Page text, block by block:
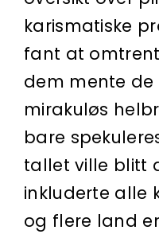
karismatiske
fant at
dem mente
mirakuløs
bare
tallet ville blitt
inkluderte alle
og flere land